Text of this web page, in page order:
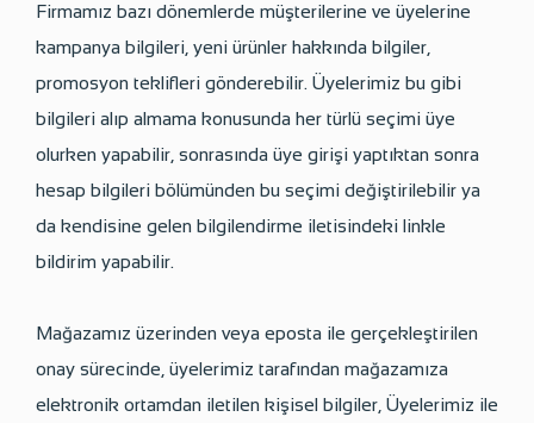
Firmamız bazı dönemlerde müşterilerine ve üyelerine
kampanya bilgileri, yeni ürünler hakkında bilgiler,
promosyon teklifleri gönderebilir. Üyelerimiz bu gibi
bilgileri alıp almama konusunda her türlü seçimi üye
olurken yapabilir, sonrasında üye girişi yaptıktan sonra
hesap bilgileri bölümünden bu seçimi değiştirilebilir ya
da kendisine gelen bilgilendirme iletisindeki linkle
bildirim yapabilir.
Mağazamız üzerinden veya eposta ile gerçekleştirilen
onay sürecinde, üyelerimiz tarafından mağazamıza
elektronik ortamdan iletilen kişisel bilgiler, Üyelerimiz ile